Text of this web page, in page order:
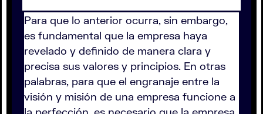
Para que lo anterior ocurra, sin embargo,
es fundamental que la empresa haya
revelado y definido de manera clara y
precisa sus valores y principios. En otras
palabras, para que el engranaje entre la
visión y misión de una empresa funcione a